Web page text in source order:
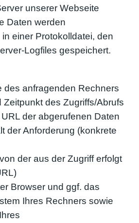
unserer Webseite
Daten werden
einer Protokolldatei, den
Logfiles gespeichert.
des anfragenden Rechners
Zeitpunkt des Zugriffs/Abrufs
der abgerufenen Daten
der Anforderung (konkrete
der aus der Zugriff erfolgt
Browser und ggf. das
Ihres Rechners sowie